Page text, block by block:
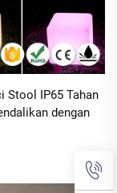
Stool IP65 Tahan
dengan